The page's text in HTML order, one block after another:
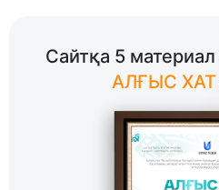
Сайтқа 5 материал
АЛҒЫС ХАТ